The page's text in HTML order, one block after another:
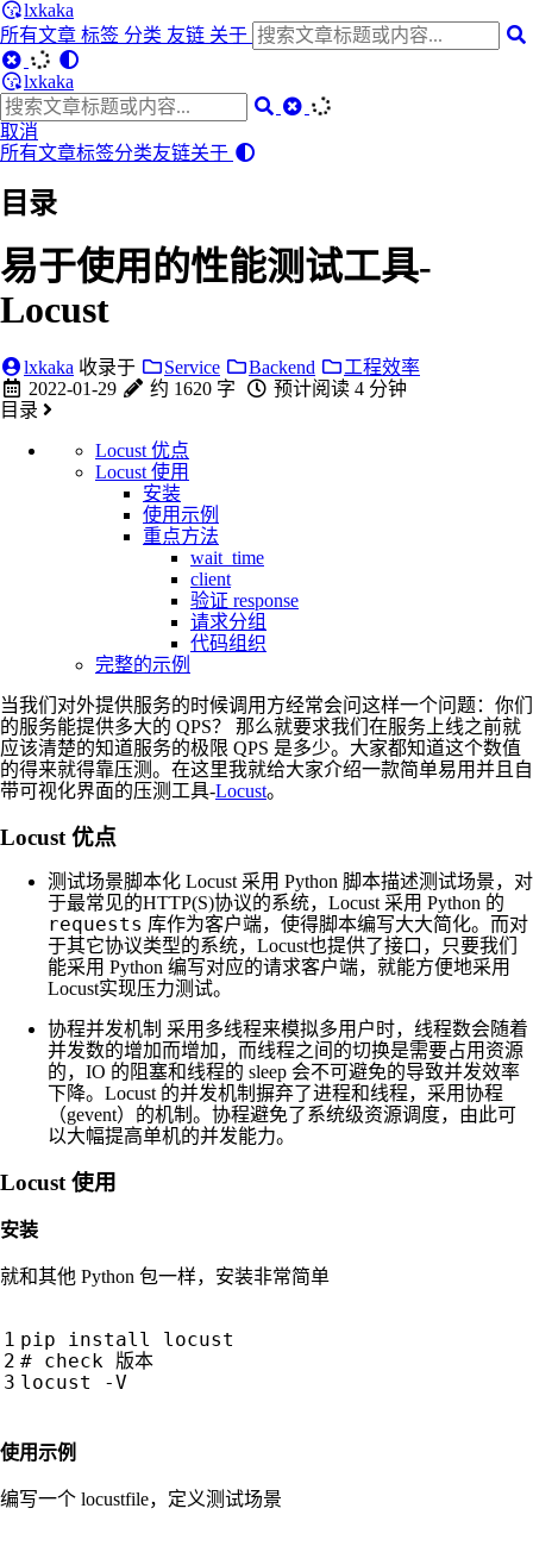
lxkaka
所有文章 标签 分类 友链 关于
lxkaka
取消
所有文章标签分类友链关于
目录
易于使用的性能测试工具-
Locust
lxkaka 收录于 Service Backend
工程效率
2022-01-29
约 1620 字
预计阅读 4 分钟
目录
Locust 优点
Locust 使用
安装
使用示例
重点方法
wait_time
client
验证 response
请求分组
代码组织
完整的示例
当我们对外提供服务的时候调用方经常会问这样一个问题：你们
的服务能提供多大的 QPS？ 那么就要求我们在服务上线之前就
应该清楚的知道服务的极限 QPS 是多少。大家都知道这个数值
的得来就得靠压测。在这里我就给大家介绍一款简单易用并且自
带可视化界面的压测工具-Locust。
Locust 优点
测试场景脚本化 Locust 采用 Python 脚本描述测试场景，对
于最常见的HTTP(S)协议的系统，Locust 采用 Python 的
requests 库作为客户端，使得脚本编写大大简化。而对
于其它协议类型的系统，Locust也提供了接口，只要我们
能采用 Python 编写对应的请求客户端，就能方便地采用
Locust实现压力测试。
协程并发机制 采用多线程来模拟多用户时，线程数会随着
并发数的增加而增加，而线程之间的切换是需要占用资源
的，IO 的阻塞和线程的 sleep 会不可避免的导致并发效率
下降。Locust 的并发机制摒弃了进程和线程，采用协程
（gevent）的机制。协程避免了系统级资源调度，由此可
以大幅提高单机的并发能力。
Locust 使用
安装
就和其他 Python 包一样，安装非常简单
使用示例
编写一个 locustfile，定义测试场景